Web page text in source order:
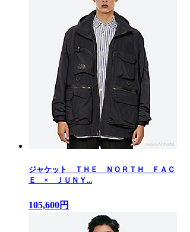
ジャケット ＴＨＥ ＮＯＲＴＨ ＦＡＣ
Ｅ × ＪＵＮＹ...
105,600円